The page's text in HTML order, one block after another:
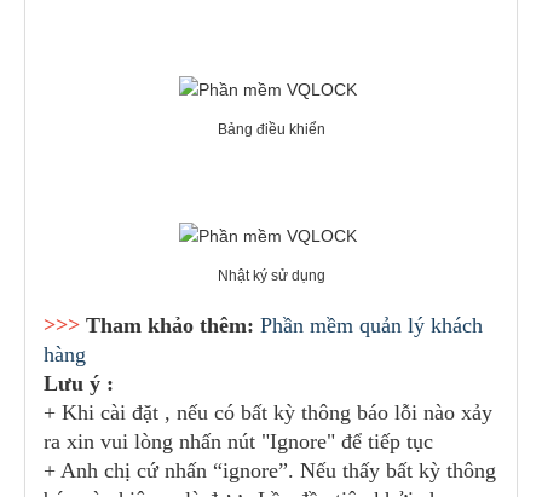
Bảng điều khiển
Nhật ký sử dụng
>>> Tham khảo thêm: Phần mềm quản lý khách
hàng
Lưu ý :
+ Khi cài đặt , nếu có bất kỳ thông báo lỗi nào xảy
ra xin vui lòng nhấn nút "Ignore" để tiếp tục
+ Anh chị cứ nhấn “ignore”. Nếu thấy bất kỳ thông